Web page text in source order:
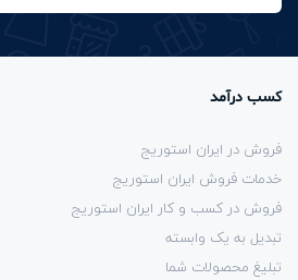
کسب درآمد
فروش در ایران استوریج
خدمات فروش ایران استوریج
فروش در کسب و کار ایران استوریج
تبدیل به یک وابسته
تبلیغ محصولات شما